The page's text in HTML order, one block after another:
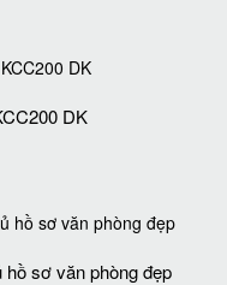
DK
sơ văn phòng đẹp